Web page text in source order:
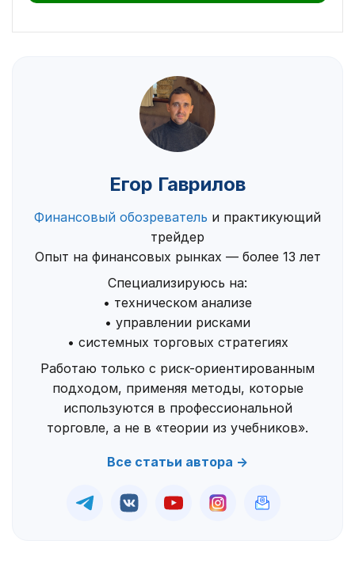
Егор Гаврилов
Финансовый обозреватель и практикующий
трейдер
Опыт на финансовых рынках — более 13 лет
Специализируюсь на:
• техническом анализе
• управлении рисками
• системных торговых стратегиях
Работаю только с риск-ориентированным
подходом, применяя методы, которые
используются в профессиональной
торговле, а не в «теории из учебников».
Все статьи автора →